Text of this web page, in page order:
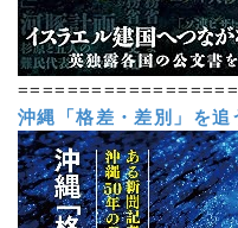
==================
沖縄「格差・差別」